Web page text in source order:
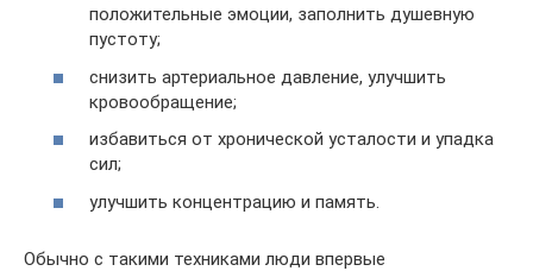
положительные эмоции, заполнить душевную
пустоту;
снизить артериальное давление, улучшить
кровообращение;
избавиться от хронической усталости и упадка
сил;
улучшить концентрацию и память.
Обычно с такими техниками люди впервые